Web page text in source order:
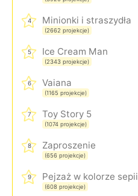
4 Minionki i straszydła
(2662 projekcje)
5 Ice Cream Man
(2343 projekcje)
6 Vaiana
(1165 projekcje)
7 Toy Story 5
(1074 projekcje)
8 Zaproszenie
(656 projekcje)
9 Pejzaż w kolorze sepii
(608 projekcje)